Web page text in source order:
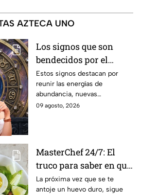
AZTECA UNO
Los signos que son
bendecidos por el
universo con suerte en
el dinero y el amor a
partir de hoy 9 de
agosto: los horóscopos
Estos signos destacan por
reunir las energías de
abundancia, nuevas
oportunidades, estabilidad
09 agosto, 2026
MasterChef 24/7: El
truco para saber en qué
momento está listo un
huevo cocido
La próxima vez que se te
antoje un huevo duro, sigue